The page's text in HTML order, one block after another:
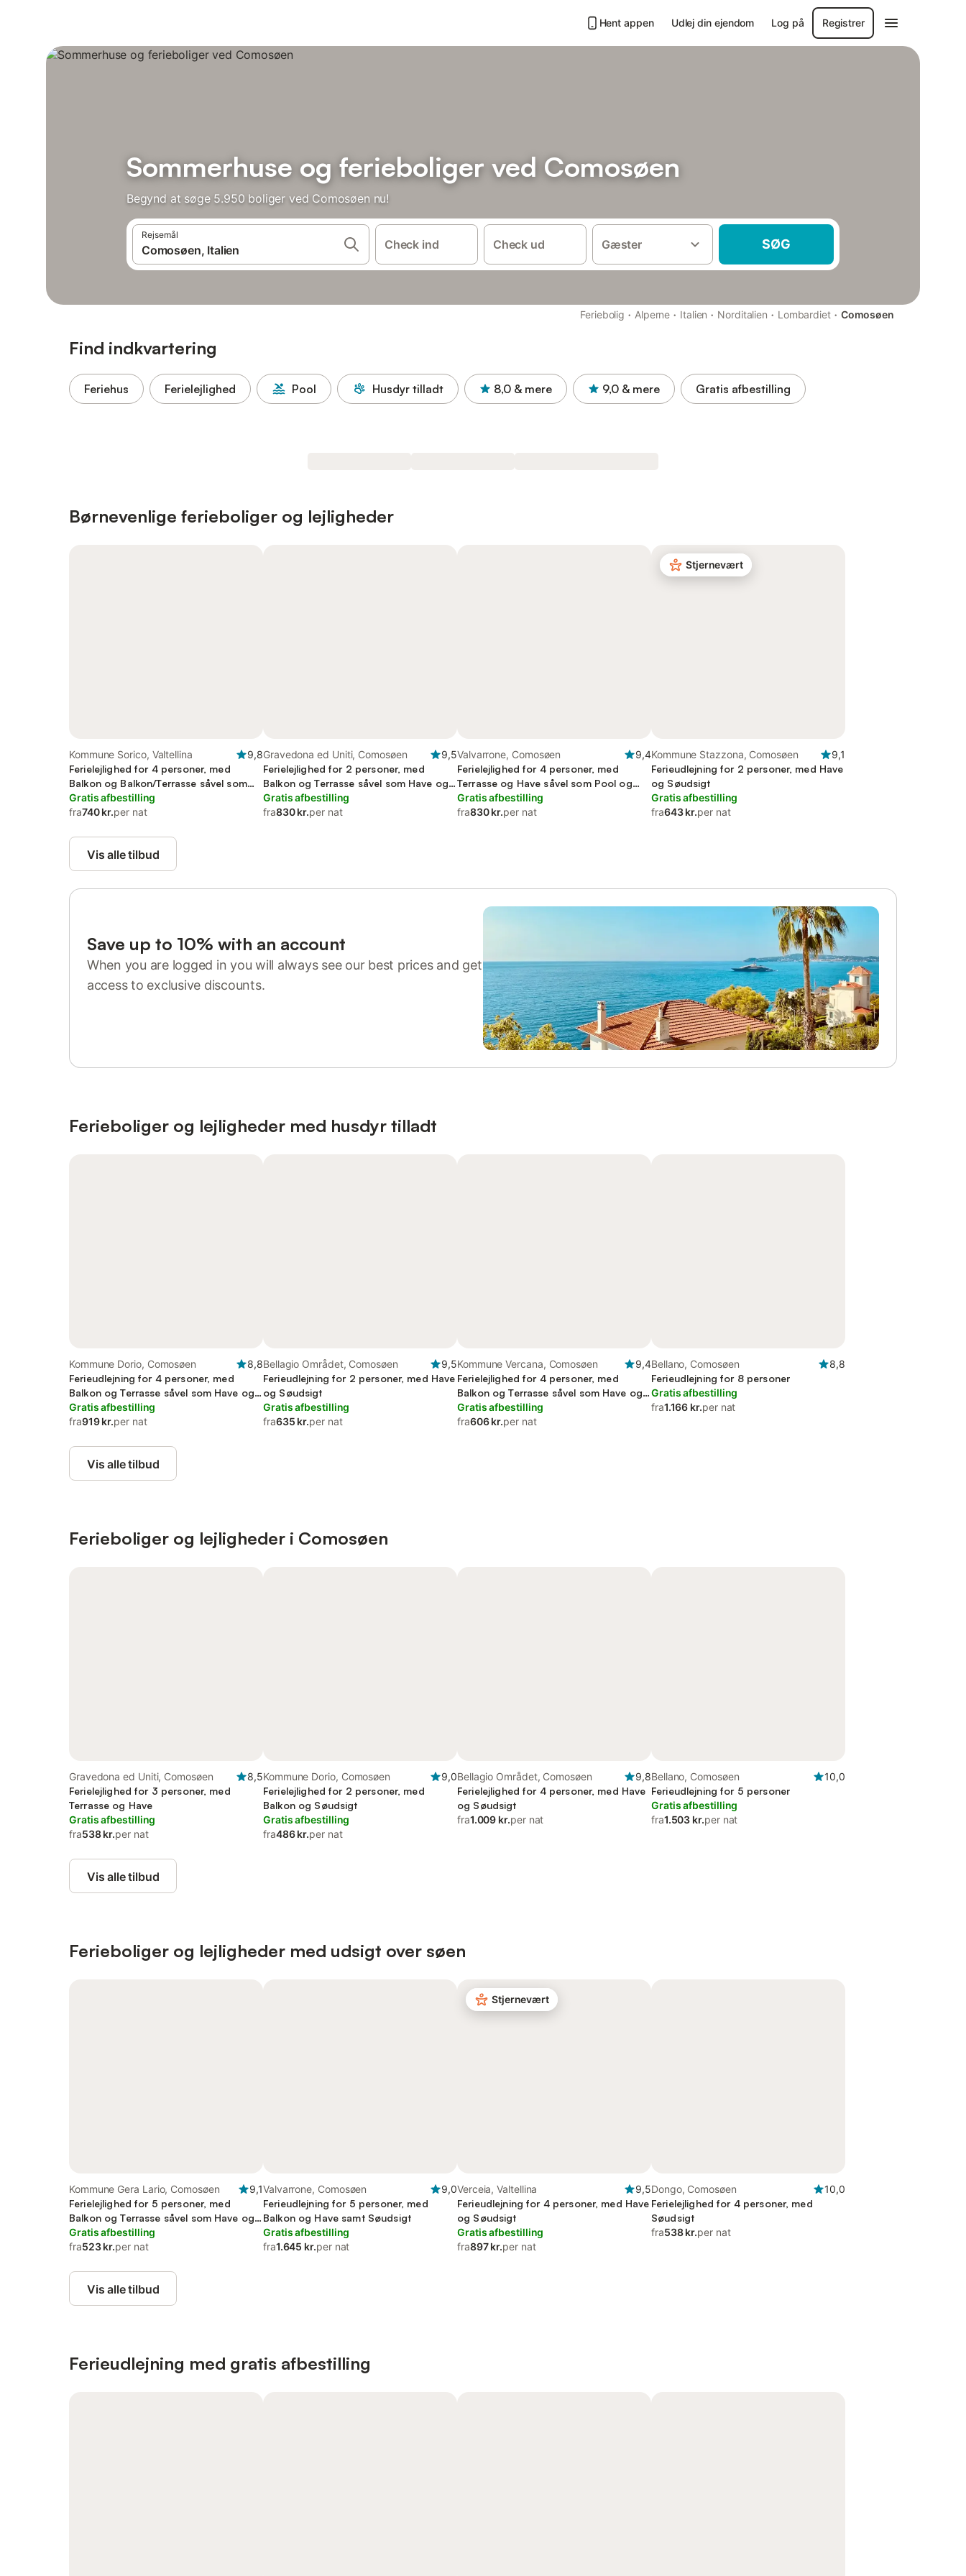
Hent appen Udlej din ejendom Log på Registrer
Sommerhuse og ferieboliger ved Comosøen
Begynd at søge 5.950 boliger ved Comosøen nu!
Rejsemål
Check ind Check ud Gæster SØG
Feriebolig · Alperne · Italien · Norditalien · Lombardiet · Comosøen
Find indkvartering
Feriehus Ferielejlighed Pool Husdyr tilladt 8,0 & mere 9,0 & mere Gratis afbestilling
Børnevenlige ferieboliger og lejligheder
Kommune Sorico, Valtellina
9,8
Ferielejlighed for 4 personer, med
Balkon og Balkon/Terrasse såvel som
Have og Søudsigt
Gratis afbestilling
fra740 kr.per nat
Gravedona ed Uniti, Comosøen
9,5
Ferielejlighed for 2 personer, med
Balkon og Terrasse såvel som Have og
Pool
Gratis afbestilling
fra830 kr.per nat
Valvarrone, Comosøen
9,4
Ferielejlighed for 4 personer, med
Terrasse og Have såvel som Pool og
Søudsigt
Gratis afbestilling
fra830 kr.per nat
Stjernevært
Kommune Stazzona, Comosøen
9,1
Ferieudlejning for 2 personer, med Have
og Søudsigt
Gratis afbestilling
fra643 kr.per nat
Vis alle tilbud
Save up to 10% with an account
When you are logged in you will always see our best prices and get
access to exclusive discounts.
Ferieboliger og lejligheder med husdyr tilladt
Kommune Dorio, Comosøen
8,8
Ferieudlejning for 4 personer, med
Balkon og Terrasse såvel som Have og
Søudsigt
Gratis afbestilling
fra919 kr.per nat
Bellagio Området, Comosøen
9,5
Ferieudlejning for 2 personer, med Have
og Søudsigt
Gratis afbestilling
fra635 kr.per nat
Kommune Vercana, Comosøen
9,4
Ferielejlighed for 4 personer, med
Balkon og Terrasse såvel som Have og
Søudsigt
Gratis afbestilling
fra606 kr.per nat
Bellano, Comosøen
8,8
Ferieudlejning for 8 personer
Gratis afbestilling
fra1.166 kr.per nat
Vis alle tilbud
Ferieboliger og lejligheder i Comosøen
Gravedona ed Uniti, Comosøen
8,5
Ferielejlighed for 3 personer, med
Terrasse og Have
Gratis afbestilling
fra538 kr.per nat
Kommune Dorio, Comosøen
9,0
Ferielejlighed for 2 personer, med
Balkon og Søudsigt
Gratis afbestilling
fra486 kr.per nat
Bellagio Området, Comosøen
9,8
Ferielejlighed for 4 personer, med Have
og Søudsigt
fra1.009 kr.per nat
Bellano, Comosøen
10,0
Ferieudlejning for 5 personer
Gratis afbestilling
fra1.503 kr.per nat
Vis alle tilbud
Ferieboliger og lejligheder med udsigt over søen
Kommune Gera Lario, Comosøen
9,1
Ferielejlighed for 5 personer, med
Balkon og Terrasse såvel som Have og
Søudsigt
Gratis afbestilling
fra523 kr.per nat
Valvarrone, Comosøen
9,0
Ferieudlejning for 5 personer, med
Balkon og Have samt Søudsigt
Gratis afbestilling
fra1.645 kr.per nat
Stjernevært
Verceia, Valtellina
9,5
Ferieudlejning for 4 personer, med Have
og Søudsigt
Gratis afbestilling
fra897 kr.per nat
Dongo, Comosøen
10,0
Ferielejlighed for 4 personer, med
Søudsigt
fra538 kr.per nat
Vis alle tilbud
Ferieudlejning med gratis afbestilling